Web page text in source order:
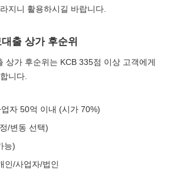
지니 활용하시길 바랍니다.
출 상가 후순위
상가 후순위는 KCB 335점 이상 고객에게
니다.
자 50억 이내 (시가 70%)
/변동 선택)
능)
인/사업자/법인